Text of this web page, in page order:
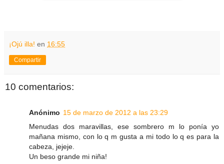
¡Ojú illa! en 16:55
Compartir
10 comentarios:
Anónimo 15 de marzo de 2012 a las 23:29
Menudas dos maravillas, ese sombrero m lo ponía yo
mañana mismo, con lo q m gusta a mi todo lo q es para la
cabeza, jejeje.
Un beso grande mi niña!